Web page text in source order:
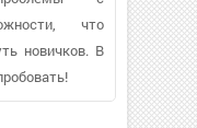
что
новичков. В